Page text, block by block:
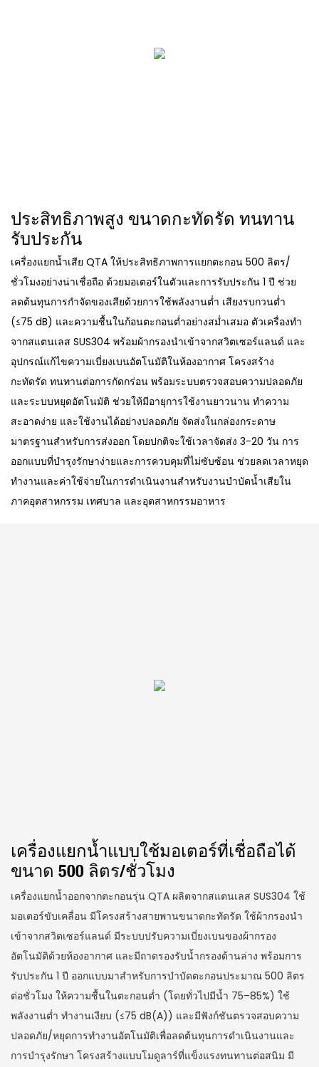
ประสิทธิภาพสูง ขนาดกะทัดรัด ทนทาน
รับประกัน
เครื่องแยกน้ำเสีย QTA ให้ประสิทธิภาพการแยกตะกอน 500 ลิตร/
ชั่วโมงอย่างน่าเชื่อถือ ด้วยมอเตอร์ในตัวและการรับประกัน 1 ปี ช่วย
ลดต้นทุนการกำจัดของเสียด้วยการใช้พลังงานต่ำ เสียงรบกวนต่ำ
(≤75 dB) และความชื้นในก้อนตะกอนต่ำอย่างสม่ำเสมอ ตัวเครื่องทำ
จากสแตนเลส SUS304 พร้อมผ้ากรองนำเข้าจากสวิตเซอร์แลนด์ และ
อุปกรณ์แก้ไขความเบี่ยงเบนอัตโนมัติในห้องอากาศ โครงสร้าง
กะทัดรัด ทนทานต่อการกัดกร่อน พร้อมระบบตรวจสอบความปลอดภัย
และระบบหยุดอัตโนมัติ ช่วยให้มีอายุการใช้งานยาวนาน ทำความ
สะอาดง่าย และใช้งานได้อย่างปลอดภัย จัดส่งในกล่องกระดาษ
มาตรฐานสำหรับการส่งออก โดยปกติจะใช้เวลาจัดส่ง 3-20 วัน การ
ออกแบบที่บำรุงรักษาง่ายและการควบคุมที่ไม่ซับซ้อน ช่วยลดเวลาหยุด
ทำงานและค่าใช้จ่ายในการดำเนินงานสำหรับงานบำบัดน้ำเสียใน
ภาคอุตสาหกรรม เทศบาล และอุตสาหกรรมอาหาร
เครื่องแยกน้ำแบบใช้มอเตอร์ที่เชื่อถือได้
ขนาด 500 ลิตร/ชั่วโมง
เครื่องแยกน้ำออกจากตะกอนรุ่น QTA ผลิตจากสแตนเลส SUS304 ใช้
มอเตอร์ขับเคลื่อน มีโครงสร้างสายพานขนาดกะทัดรัด ใช้ผ้ากรองนำ
เข้าจากสวิตเซอร์แลนด์ มีระบบปรับความเบี่ยงเบนของผ้ากรอง
อัตโนมัติด้วยห้องอากาศ และมีถาดรองรับน้ำกรองด้านล่าง พร้อมการ
รับประกัน 1 ปี ออกแบบมาสำหรับการบำบัดตะกอนประมาณ 500 ลิตร
ต่อชั่วโมง ให้ความชื้นในตะกอนต่ำ (โดยทั่วไปมีน้ำ 75–85%) ใช้
พลังงานต่ำ ทำงานเงียบ (≤75 dB(A)) และมีฟังก์ชันตรวจสอบความ
ปลอดภัย/หยุดการทำงานอัตโนมัติเพื่อลดต้นทุนการดำเนินงานและ
การบำรุงรักษา โครงสร้างแบบโมดูลาร์ที่แข็งแรงทนทานต่อสนิม มี